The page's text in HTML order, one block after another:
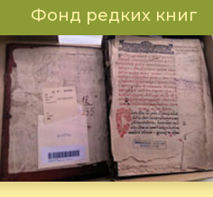
Фонд редких книг